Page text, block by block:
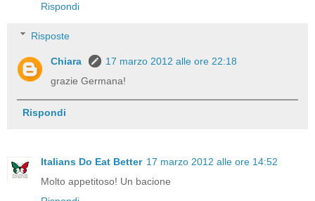
Rispondi
Risposte
Chiara
17 marzo 2012 alle ore 22:18
grazie Germana!
Rispondi
Italians Do Eat Better 17 marzo 2012 alle ore 14:52
Molto appetitoso! Un bacione